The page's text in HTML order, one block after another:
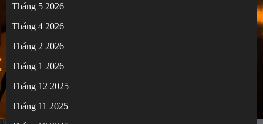
Tháng 5 2026
Tháng 4 2026
Tháng 2 2026
Tháng 1 2026
Tháng 12 2025
Tháng 11 2025